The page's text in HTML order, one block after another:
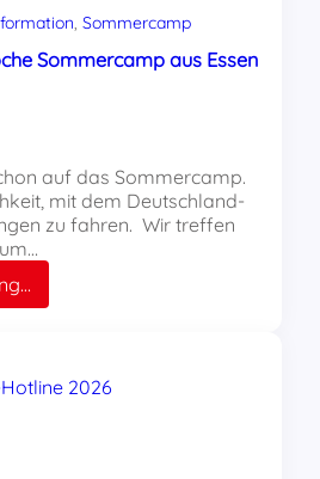
Sommercamp
Sommercamp aus Essen
auf das Sommercamp.
mit dem Deutschland-
zu fahren. Wir treffen
Anreise
Woche
Sommercamp